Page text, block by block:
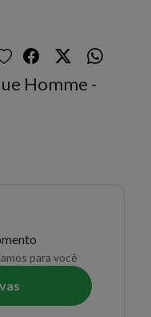
Homme -
para você